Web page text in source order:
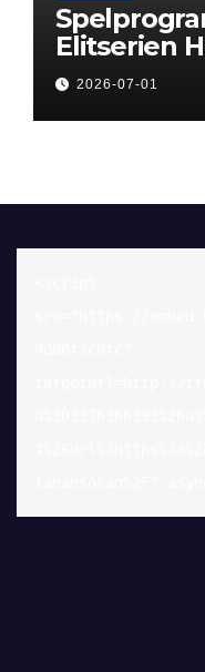
Elitserien
2026-07-01